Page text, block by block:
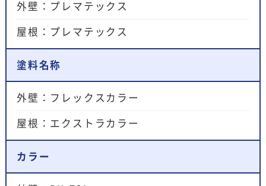
外壁：プレマテックス
屋根：プレマテックス
塗料名称
外壁：フレックスカラー
屋根：エクストラカラー
カラー